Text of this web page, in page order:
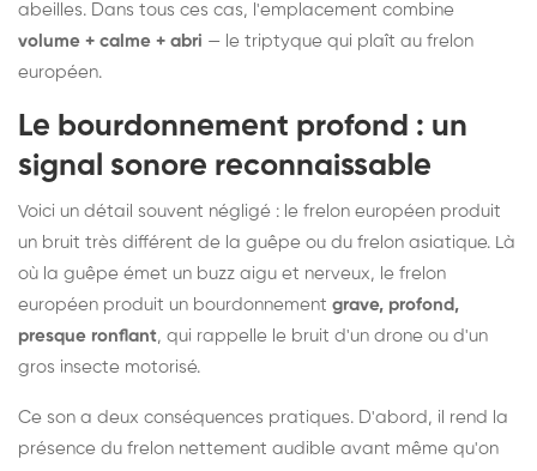
abeilles. Dans tous ces cas, l'emplacement combine
volume + calme + abri — le triptyque qui plaît au frelon
européen.
Le bourdonnement profond : un
signal sonore reconnaissable
Voici un détail souvent négligé : le frelon européen produit
un bruit très différent de la guêpe ou du frelon asiatique. Là
où la guêpe émet un buzz aigu et nerveux, le frelon
européen produit un bourdonnement grave, profond,
presque ronflant, qui rappelle le bruit d'un drone ou d'un
gros insecte motorisé.
Ce son a deux conséquences pratiques. D'abord, il rend la
présence du frelon nettement audible avant même qu'on